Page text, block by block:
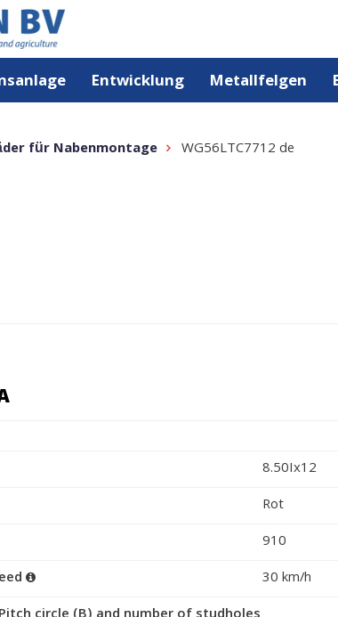
Entwicklung Metallfelgen
für Nabenmontage WG56LTC7712 de
8.50Ix12
Rot
910
30 km/h